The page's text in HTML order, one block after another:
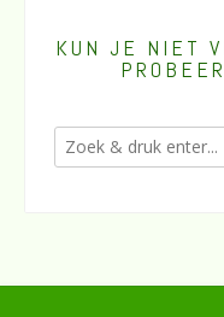
KUN JE NIET